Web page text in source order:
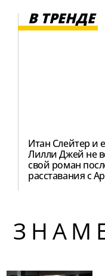
В ТРЕНДЕ
Итан Слейтер и
Лилли Джей не
свой роман
расставания с